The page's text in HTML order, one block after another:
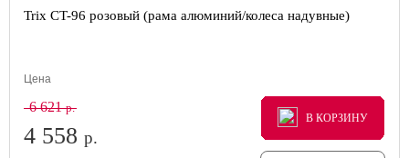
Trix CT-96 розовый (рама алюминий/колеса надувные)
Цена
6 621р.
4 558 р.
В КОРЗИНУ
В КОРЗИНУ
В КОРЗИНУ